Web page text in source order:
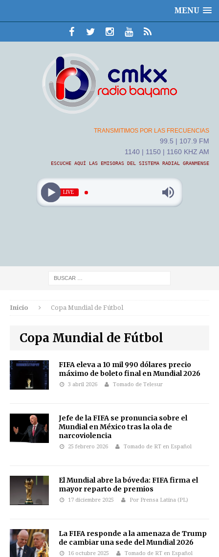
MENU
TRANSMITIMOS POR LAS FRECUENCIAS
99.5 | 107.9 FM
1140 | 1150 | 1160 KHZ AM
ESCUCHE AQUÍ LAS EMISORAS DEL SISTEMA RADIAL GRANMENSE
LIVE
Inicio Copa Mundial de Fútbol
Copa Mundial de Fútbol
FIFA eleva a 10 mil 990 dólares precio
máximo de boleto final en Mundial 2026
3 abril 2026 Tomado de Telesur
Jefe de la FIFA se pronuncia sobre el
Mundial en México tras la ola de
narcoviolencia
25 febrero 2026 Tomado de RT en Español
El Mundial abre la bóveda: FIFA firma el
mayor reparto de premios
17 diciembre 2025 Por Prensa Latina (PL)
La FIFA responde a la amenaza de Trump
de cambiar una sede del Mundial 2026
16 octubre 2025 Tomado de RT en Español